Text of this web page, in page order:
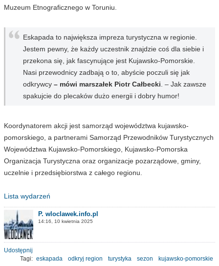
Muzeum Etnograficznego w Toruniu.
Eskapada to największa impreza turystyczna w regionie.
Jestem pewny, że każdy uczestnik znajdzie coś dla siebie i
przekona się, jak fascynujące jest Kujawsko-Pomorskie.
Nasi przewodnicy zadbają o to, abyście poczuli się jak
odkrywcy – mówi marszałek Piotr Całbecki . – Jak zawsze
spakujcie do plecaków dużo energii i dobry humor!
Koordynatorem akcji jest samorząd województwa kujawsko-
pomorskiego, a partnerami Samorząd Przewodników Turystycznych
Województwa Kujawsko-Pomorskiego, Kujawsko-Pomorska
Organizacja Turystyczna oraz organizacje pozarządowe, gminy,
uczelnie i przedsiębiorstwa z całego regionu.
Lista wydarzeń
P. wloclawek.info.pl
14:16, 10 kwietnia 2025
Udostępnij
Tagi: eskapada odkryj region turystyka sezon kujawsko-pomorskie